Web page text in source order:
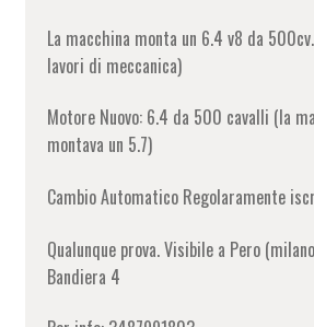
La macchina monta un 6.4 v8 da
lavori di meccanica)
Motore Nuovo: 6.4 da 500 cavalli (la
montava un 5.7)
Cambio Automatico Regolaramente
Qualunque prova. Visibile a Pero
Bandiera 4